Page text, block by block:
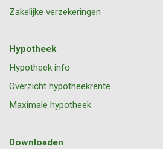
Zakelijke verzekeringen
Hypotheek
Hypotheek info
Overzicht hypotheekrente
Maximale hypotheek
Downloaden